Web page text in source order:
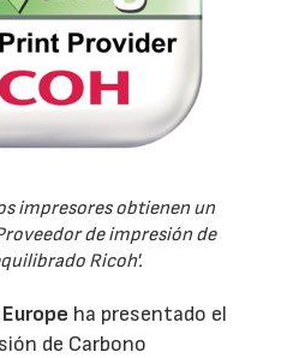
impresores obtienen un
de impresión de
Ricoh'.
ha presentado el
de Carbono